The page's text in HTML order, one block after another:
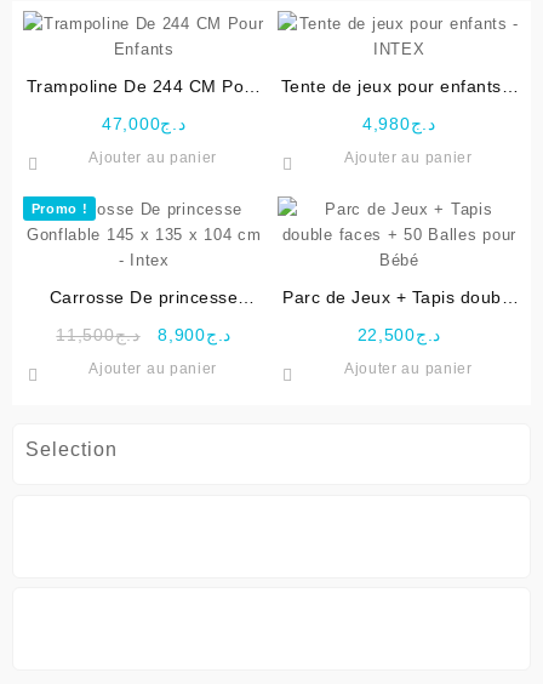
Selection
Trampoline De 244 CM Pour
د.ج47,000
Ajouter au panier
Tente de jeux pour enfants –
د.ج4,980
Ajouter au panier
Promo !
Carrosse De princesse
cm – Intex
د.ج11,500
Le
د.ج8,900
Le
Ajouter au panier
Parc de Jeux + Tapis double
د.ج22,500
Ajouter au panier